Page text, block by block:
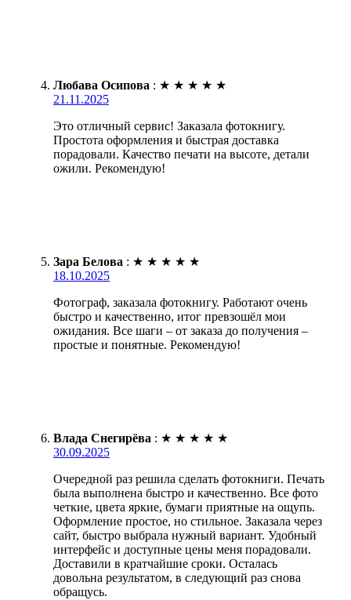
Любава Осипова : ★ ★ ★ ★ ★
21.11.2025
Это отличный сервис! Заказала фотокнигу.
Простота оформления и быстрая доставка
порадовали. Качество печати на высоте, детали
ожили. Рекомендую!
Зара Белова : ★ ★ ★ ★ ★
18.10.2025
Фотограф, заказала фотокнигу. Работают очень
быстро и качественно, итог превзошёл мои
ожидания. Все шаги – от заказа до получения –
простые и понятные. Рекомендую!
Влада Снегирёва : ★ ★ ★ ★ ★
30.09.2025
Очередной раз решила сделать фотокниги. Печать
была выполнена быстро и качественно. Все фото
четкие, цвета яркие, бумаги приятные на ощупь.
Оформление простое, но стильное. Заказала через
сайт, быстро выбрала нужный вариант. Удобный
интерфейс и доступные цены меня порадовали.
Доставили в кратчайшие сроки. Осталась
довольна результатом, в следующий раз снова
обращусь.